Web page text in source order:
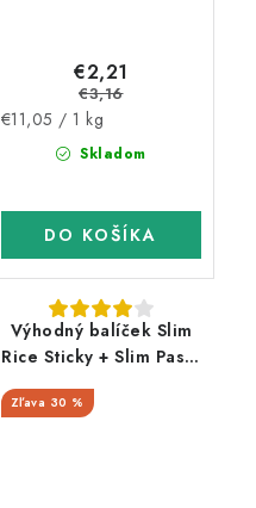
Skladom
€2,21
€3,16
Jednotková
€11,05 / 1 kg
DO KOŠÍKA
Výhodný balíček Slim
Rice Sticky + Slim Pasta
30 %